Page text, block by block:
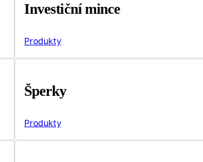
Investiční mince
Produkty
Šperky
Produkty